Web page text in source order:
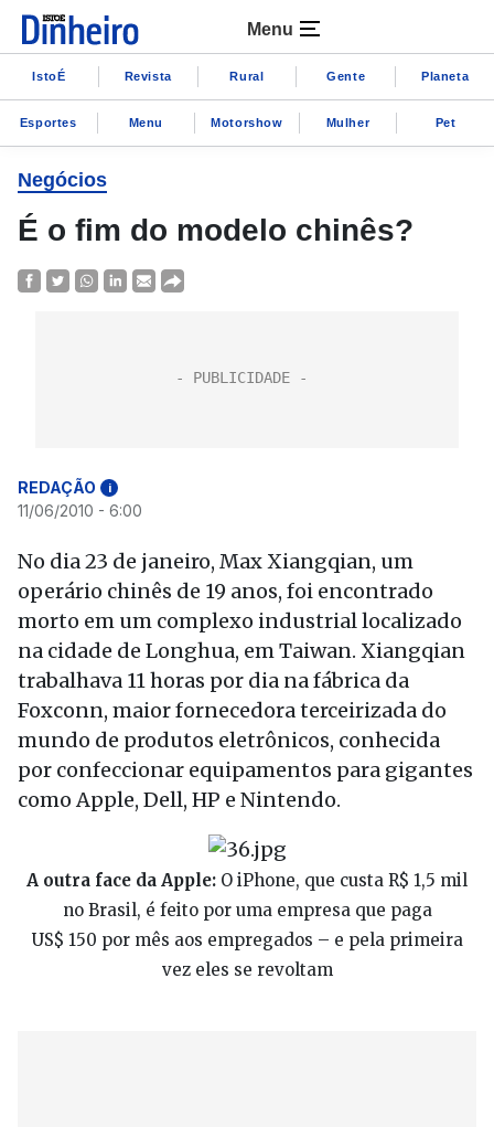
Menu
IstoÉ Revista Rural Gente Planeta
Esportes Menu Motorshow Mulher Pet
Negócios
É o fim do modelo chinês?
REDAÇÃO i
11/06/2010 - 6:00
No dia 23 de janeiro, Max Xiangqian, um
operário chinês de 19 anos, foi encontrado
morto em um complexo industrial localizado
na cidade de Longhua, em Taiwan. Xiangqian
trabalhava 11 horas por dia na fábrica da
Foxconn, maior fornecedora terceirizada do
mundo de produtos eletrônicos, conhecida
por confeccionar equipamentos para gigantes
como Apple, Dell, HP e Nintendo.
A outra face da Apple: O iPhone, que custa R$ 1,5 mil
no Brasil, é feito por uma empresa que paga
US$ 150 por mês aos empregados – e pela primeira
vez eles se revoltam